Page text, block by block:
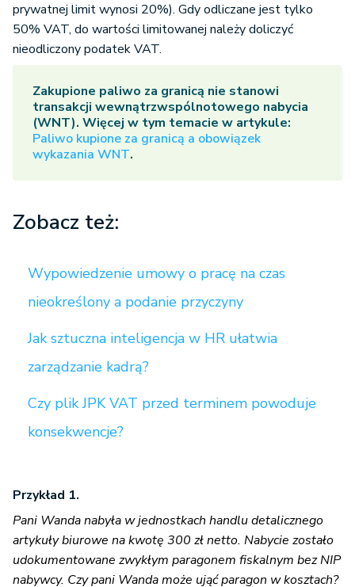
prywatnej limit wynosi 20%). Gdy odliczane jest tylko
50% VAT, do wartości limitowanej należy doliczyć
nieodliczony podatek VAT.
Zakupione paliwo za granicą nie stanowi
transakcji wewnątrzwspólnotowego nabycia
(WNT). Więcej w tym temacie w artykule:
Paliwo kupione za granicą a obowiązek
wykazania WNT.
Zobacz też:
Wypowiedzenie umowy o pracę na czas
nieokreślony a podanie przyczyny
Jak sztuczna inteligencja w HR ułatwia
zarządzanie kadrą?
Czy plik JPK VAT przed terminem powoduje
konsekwencje?
Przykład 1.
Pani Wanda nabyła w jednostkach handlu detalicznego
artykuły biurowe na kwotę 300 zł netto. Nabycie zostało
udokumentowane zwykłym paragonem fiskalnym bez NIP
nabywcy. Czy pani Wanda może ująć paragon w kosztach?